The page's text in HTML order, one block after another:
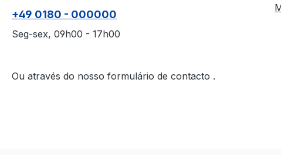
+49 0180 - 000000
Seg-sex, 09h00 - 17h00
Ou através do nosso formulário de contacto .